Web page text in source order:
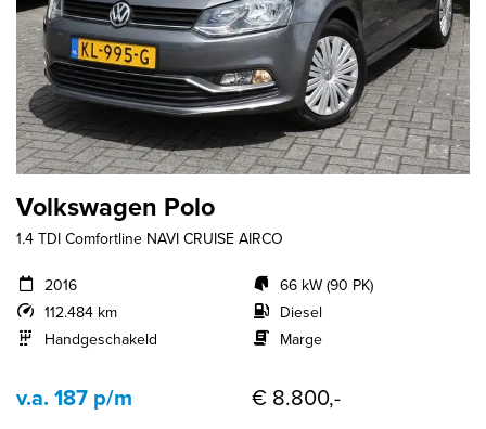
Volkswagen Polo
1.4 TDI Comfortline NAVI CRUISE AIRCO
2016
112.484 km
Handgeschakeld
66 kW (90 PK)
Diesel
Marge
v.a. 187 p/m € 8.800,-